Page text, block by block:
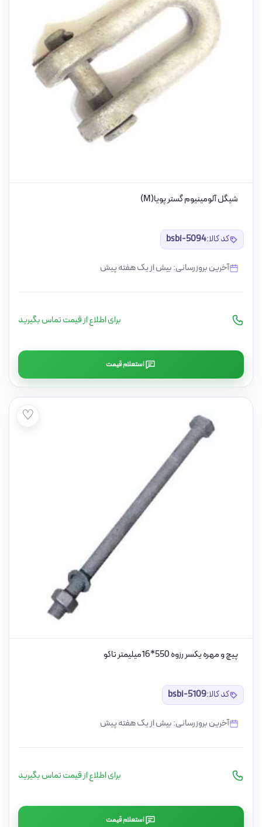
شیگل آلومینیوم گستر پویا(M)
کد کالا:bsbi-5094
آخرین بروزرسانی: بیش از یک هفته پیش
برای اطلاع از قیمت تماس بگیرید
استعلام قیمت
♡
پیچ و مهره یکسر رزوه 550*16میلیمتر تاکو
کد کالا:bsbi-5109
آخرین بروزرسانی: بیش از یک هفته پیش
برای اطلاع از قیمت تماس بگیرید
استعلام قیمت